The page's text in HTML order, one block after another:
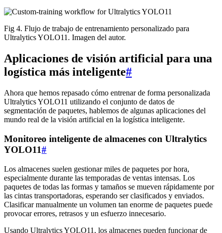
Fig 4. Flujo de trabajo de entrenamiento personalizado para
Ultralytics YOLO11. Imagen del autor.
Aplicaciones de visión artificial para una
logística más inteligente#
Ahora que hemos repasado cómo entrenar de forma personalizada
Ultralytics YOLO11 utilizando el conjunto de datos de
segmentación de paquetes, hablemos de algunas aplicaciones del
mundo real de la visión artificial en la logística inteligente.
Monitoreo inteligente de almacenes con Ultralytics
YOLO11#
Los almacenes suelen gestionar miles de paquetes por hora,
especialmente durante las temporadas de ventas intensas. Los
paquetes de todas las formas y tamaños se mueven rápidamente por
las cintas transportadoras, esperando ser clasificados y enviados.
Clasificar manualmente un volumen tan enorme de paquetes puede
provocar errores, retrasos y un esfuerzo innecesario.
Usando Ultralytics YOLO11, los almacenes pueden funcionar de